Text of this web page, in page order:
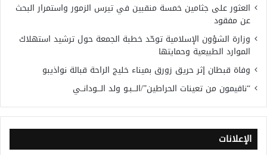
العثور على جثامين خمسة منقبين في تيرس الزمور واستمرار البحث
عن مفقود
وزارة الشؤون الإسلامية توحّد خطبة الجمعة حول ترشيد استهلاك
الموارد الطبيعية وحمايتها
وفاة قبطان إثر حريق زورق بميناء خليج الراحة قبالة نواذيبو
“ناقيمون من تعينات الحراطين”/الـــبـو ولد الـــودانــي
الإعلانات